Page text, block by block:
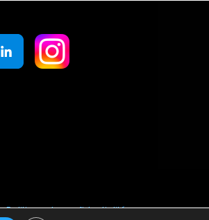
Politique de confidentialité